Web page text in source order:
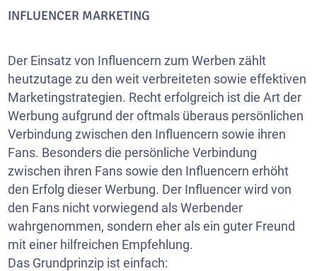
INFLUENCER MARKETING
Der Einsatz von Influencern zum Werben zählt
heutzutage zu den weit verbreiteten sowie effektiven
Marketingstrategien. Recht erfolgreich ist die Art der
Werbung aufgrund der oftmals überaus persönlichen
Verbindung zwischen den Influencern sowie ihren
Fans. Besonders die persönliche Verbindung
zwischen ihren Fans sowie den Influencern erhöht
den Erfolg dieser Werbung. Der Influencer wird von
den Fans nicht vorwiegend als Werbender
wahrgenommen, sondern eher als ein guter Freund
mit einer hilfreichen Empfehlung.
Das Grundprinzip ist einfach: